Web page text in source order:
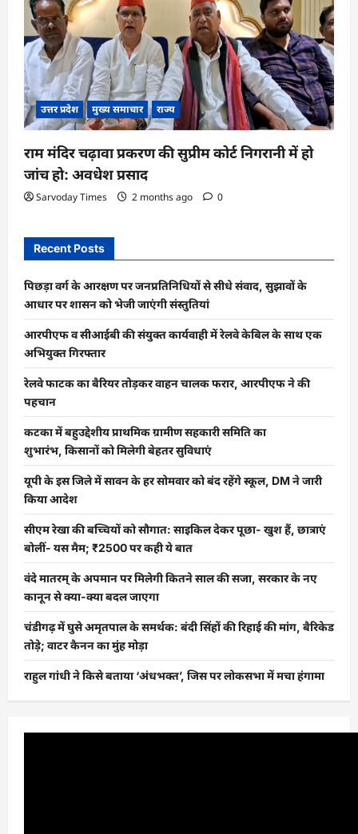
उत्तर प्रदेश मुख्य समाचार राज्य
राम मंदिर चढ़ावा प्रकरण की सुप्रीम कोर्ट निगरानी में हो
जांच हो: अवधेश प्रसाद
Sarvoday Times 2 months ago 0
Recent Posts
पिछड़ा वर्ग के आरक्षण पर जनप्रतिनिधियों से सीधे संवाद, सुझावों के
आधार पर शासन को भेजी जाएंगी संस्तुतियां
आरपीएफ व सीआईबी की संयुक्त कार्यवाही में रेलवे केबिल के साथ एक
अभियुक्त गिरफ्तार
रेलवे फाटक का बैरियर तोड़कर वाहन चालक फरार, आरपीएफ ने की
पहचान
कटका में बहुउद्देशीय प्राथमिक ग्रामीण सहकारी समिति का
शुभारंभ, किसानों को मिलेगी बेहतर सुविधाएं
यूपी के इस जिले में सावन के हर सोमवार को बंद रहेंगे स्कूल, DM ने जारी
किया आदेश
सीएम रेखा की बच्चियों को सौगात: साइकिल देकर पूछा- खुश हैं, छात्राएं
बोलीं- यस मैम; ₹2500 पर कही ये बात
वंदे मातरम् के अपमान पर मिलेगी कितने साल की सजा, सरकार के नए
कानून से क्या-क्या बदल जाएगा
चंडीगढ़ में घुसे अमृतपाल के समर्थक: बंदी सिंहों की रिहाई की मांग, बैरिकेड
तोड़े; वाटर कैनन का मुंह मोड़ा
राहुल गांधी ने किसे बताया ‘अंधभक्त’, जिस पर लोकसभा में मचा हंगामा